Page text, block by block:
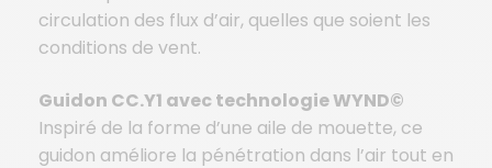
circulation des flux d’air, quelles que soient les
conditions de vent.
Guidon CC.Y1 avec technologie WYND©
Inspiré de la forme d’une aile de mouette, ce
guidon améliore la pénétration dans l’air tout en